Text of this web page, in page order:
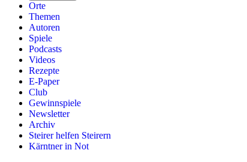
Orte
Themen
Autoren
Spiele
Podcasts
Videos
Rezepte
E-Paper
Club
Gewinnspiele
Newsletter
Archiv
Steirer helfen Steirern
Kärntner in Not